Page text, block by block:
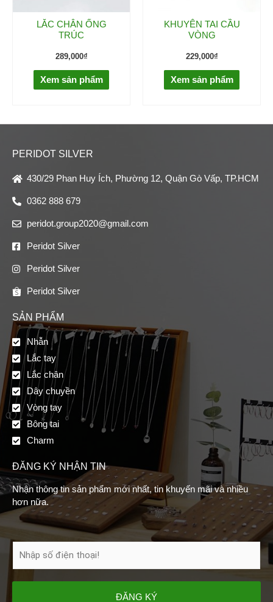
LẮC CHÂN ỐNG
TRÚC
289,000₫
Xem sản phẩm
KHUYÊN TAI CẦU
VÒNG
229,000₫
Xem sản phẩm
PERIDOT SILVER
430/29 Phan Huy Ích, Phường 12, Quận Gò Vấp, TP.HCM
0362 888 679
peridot.group2020@gmail.com
Peridot Silver
Peridot Silver
Peridot Silver
SẢN PHẨM
Nhẫn
Lắc tay
Lắc chân
Dây chuyền
Vòng tay
Bông tai
Charm
ĐĂNG KÝ NHẬN TIN
Nhận thông tin sản phẩm mới nhất, tin khuyến mãi và nhiều
hơn nữa.
ĐĂNG KÝ